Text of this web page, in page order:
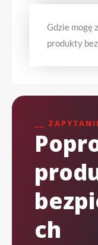
Gdzie mogę
produkty
⎯⎯
ch